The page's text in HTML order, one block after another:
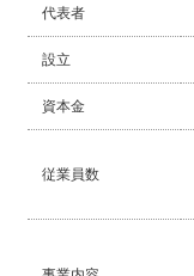
代表者
設立
資本金
従業員数